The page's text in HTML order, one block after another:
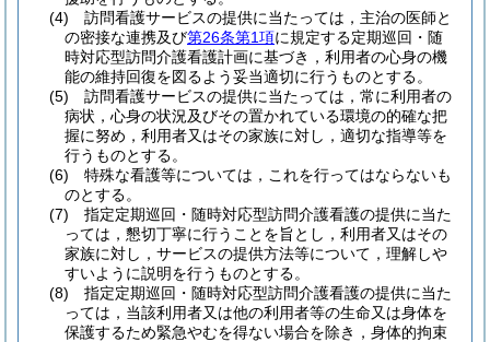
(4)
訪問看護サービスの提供に当たっては，主治の医師と
の密接な連携及び第26条第1項に規定する定期巡回・随
時対応型訪問介護看護計画に基づき，利用者の心身の機
能の維持回復を図るよう妥当適切に行うものとする。
(5)
訪問看護サービスの提供に当たっては，常に利用者の
病状，心身の状況及びその置かれている環境の的確な把
握に努め，利用者又はその家族に対し，適切な指導等を
行うものとする。
(6)
特殊な看護等については，これを行ってはならないも
のとする。
(7)
指定定期巡回・随時対応型訪問介護看護の提供に当た
っては，懇切丁寧に行うことを旨とし，利用者又はその
家族に対し，サービスの提供方法等について，理解しや
すいように説明を行うものとする。
(8)
指定定期巡回・随時対応型訪問介護看護の提供に当た
っては，当該利用者又は他の利用者等の生命又は身体を
保護するため緊急やむを得ない場合を除き，身体的拘束